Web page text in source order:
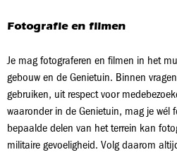
Fotografie en filmen
Je mag fotograferen en filmen in het
gebouw en de Genietuin. Binnen
gebruiken, uit respect voor
waaronder in de Genietuin, mag je wél
bepaalde delen van het terrein kan
militaire gevoeligheid. Volg daarom